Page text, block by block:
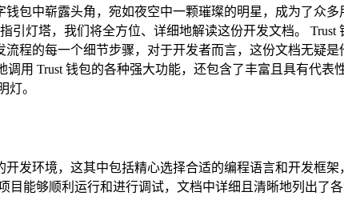
钱包中崭露头角，宛如夜空中一颗璀璨的明星，成为了众
引灯塔，我们将全方位、详细地解读这份开发文档。
程的每一个细节步骤，对于开发者而言，这份文档无疑
用 Trust 钱包的各种强大功能，还包含了丰富且具有代
灯。
发环境，这其中包括精心选择合适的编程语言和开发框架
目能够顺利运行和进行调试，文档中详细且清晰地列出了